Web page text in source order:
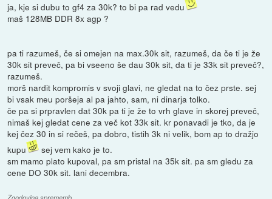
ja, kje si dubu to gf4 za 30k? to bi pa rad vedu
maš 128MB DDR 8x agp ?
pa ti razumeš, če si omejen na max.30k sit, razumeš, da če ti je že
30k sit preveč, pa bi vseeno še dau 30k sit, da ti je 33k sit preveč?,
razumeš.
morš nardit kompromis v svoji glavi, ne gledat na to čez prste. sej
bi vsak meu poršeja al pa jahto, sam, ni dinarja tolko.
če pa si prpravlen dat 30k pa ti je že to vrh glave in skorej preveč,
nimaš kej gledat cene za več kot 33k sit. kr ponavadi je tko, da je
kej čez 30 in si rečeš, pa dobro, tistih 3k ni velik, bom ap to dražjo
kupu
sej vem kako je to.
sm mamo plato kupoval, pa sm pristal na 35k sit. pa sm gledu za
cene DO 30k sit. lani decembra.